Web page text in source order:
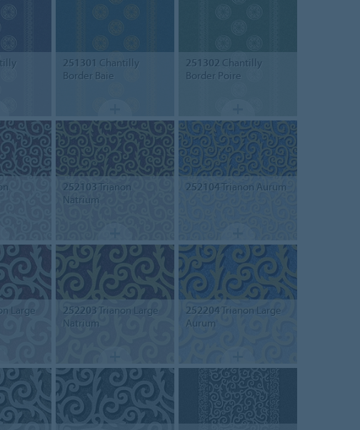
251301 Chantilly
Border Baie
251302 Chantilly
Border Poire
252103Trianon
Natrium
252104Trianon Aurum
Large
252203Trianon Large
Natrium
252204Trianon Large
Aurum